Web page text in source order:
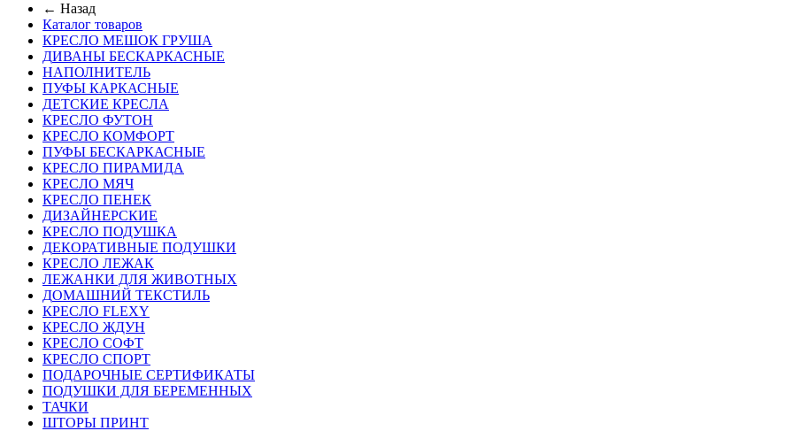
← Назад
Каталог товаров
КРЕСЛО МЕШОК ГРУША
ДИВАНЫ БЕСКАРКАСНЫЕ
НАПОЛНИТЕЛЬ
ПУФЫ КАРКАСНЫЕ
ДЕТСКИЕ КРЕСЛА
КРЕСЛО ФУТОН
КРЕСЛО КОМФОРТ
ПУФЫ БЕСКАРКАСНЫЕ
КРЕСЛО ПИРАМИДА
КРЕСЛО МЯЧ
КРЕСЛО ПЕНЕК
ДИЗАЙНЕРСКИЕ
КРЕСЛО ПОДУШКА
ДЕКОРАТИВНЫЕ ПОДУШКИ
КРЕСЛО ЛЕЖАК
ЛЕЖАНКИ ДЛЯ ЖИВОТНЫХ
ДОМАШНИЙ ТЕКСТИЛЬ
КРЕСЛО FLEXY
КРЕСЛО ЖДУН
КРЕСЛО СОФТ
КРЕСЛО СПОРТ
ПОДАРОЧНЫЕ СЕРТИФИКАТЫ
ПОДУШКИ ДЛЯ БЕРЕМЕННЫХ
ТАЧКИ
ШТОРЫ ПРИНТ